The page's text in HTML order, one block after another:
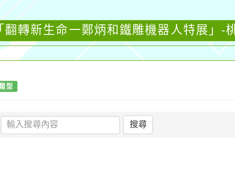
轉新生命一鄭炳和鐵雕機器人特展」-
型
搜尋